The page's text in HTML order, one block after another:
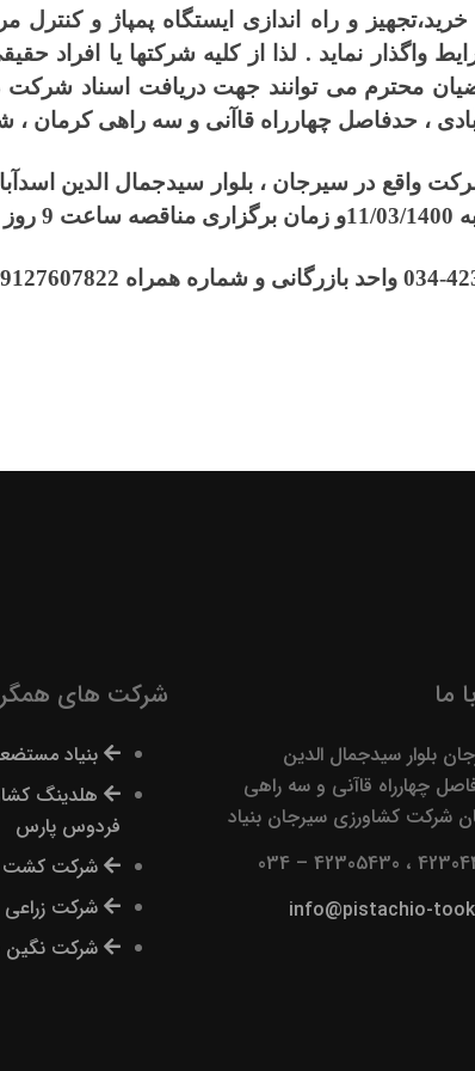
و راه اندازی ایستگاه پمپاژ و کنترل
واگذار نماید . لذا از کلیه شرکتها یا افراد
محترم می توانند جهت دریافت اسناد
، حدفاصل چهارراه قاآنی و سه راهی کرمان ،
واقع در سیرجان ، بلوار سیدجمال الدین
ما
بلوار سیدجمال الدین
چهارراه قاآنی و سه راهی
شرکت کشاورزی سیرجان بنیاد
42305430 – 034
info@pistachio-
شرکت های
بنیاد
هلدینگ
فردوس پارس
شرکت کشت
شرکت
شرکت نگین